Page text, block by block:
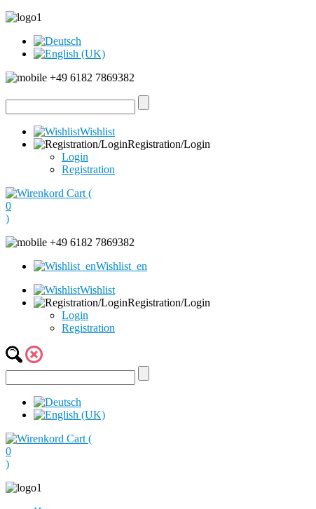
+49 6182 7869382
Wishlist
Registration/Login
Login
Registration
Cart (
0
)
+49 6182 7869382
Wishlist_en
Wishlist
Registration/Login
Login
Registration
Cart (
0
)